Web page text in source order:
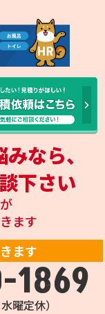
なら、
下さい
ます
ます
1869
曜定休）